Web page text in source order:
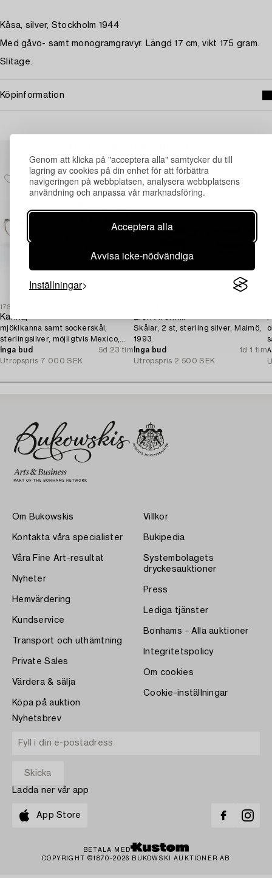
Genom att klicka på "acceptera alla" samtycker du till
lagring av cookies på din enhet för att förbättra
navigeringen på webbplatsen, analysera webbplatsens
användning och anpassa vår marknadsföring.
Acceptera alla
Avvisa icke-nödvändiga
Inställningar
Kåsa, silver, Stockholm 1944
Med gåvo- samt monogramgravyr. Längd 17 cm, vikt 175 gram.
Slitage.
Köpinformation
1731487
Kanna,
mjöklkanna samt sockerskål,
sterlingsilver, möjligtvis Mexico,
1900-talets mitt.
Inga bud
5d 23 tim
Utropspris 7 000 SEK
Elon Arenhill
Skålar, 2 st, sterling silver, Malmö,
1993.
Inga bud
1d 1 tim
Utropspris 2 500 SEK
Om Bukowskis
Kontakta våra specialister
Våra Fine Art-resultat
Nyheter
Hemvärdering
Kundservice
Transport och uthämtning
Private Sales
Värdera & sälja
Köpa på auktion
Villkor
Bukipedia
Systembolagets
dryckesauktioner
Press
Lediga tjänster
Bonhams - Alla auktioner
Integritetspolicy
Om cookies
Cookie-inställningar
Nyhetsbrev
Ladda ner vår app
App Store
BETALA MED
COPYRIGHT ©1870-2026 BUKOWSKI AUKTIONER AB